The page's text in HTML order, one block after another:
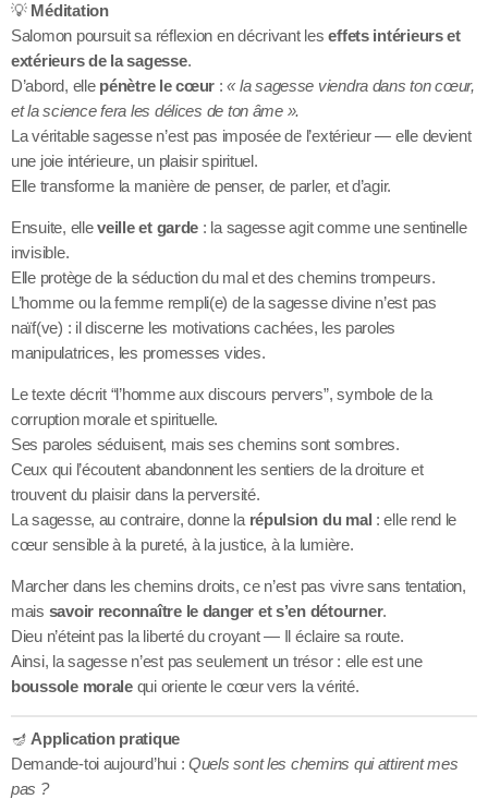
💡 Méditation
Salomon poursuit sa réflexion en décrivant leseffets intérieurs et
extérieurs de la sagesse.
D’abord, elle pénètre le cœur :« la sagesse viendra dans ton cœur,
et la science fera les délices de ton âme ».
La véritable sagesse n’est pas imposée de l’extérieur — elle devient
une joie intérieure, un plaisir spirituel.
Elle transforme la manière de penser, de parler, et d’agir.
Ensuite, elleveille et garde : la sagesse agit comme une sentinelle
invisible.
Elle protège de la séduction du mal et des chemins trompeurs.
L’homme ou la femme rempli(e) de la sagesse divine n’est pas
naïf(ve) : il discerne les motivations cachées, les paroles
manipulatrices, les promesses vides.
Le texte décrit “l’homme aux discours pervers”, symbole de la
corruption morale et spirituelle.
Ses paroles séduisent, mais ses chemins sont sombres.
Ceux qui l’écoutent abandonnent les sentiers de la droiture et
trouvent du plaisir dans la perversité.
La sagesse, au contraire, donne la répulsion du mal : elle rend le
cœur sensible à la pureté, à la justice, à la lumière.
Marcher dans les chemins droits, ce n’est pas vivre sans tentation,
mais savoir reconnaître le danger et s’en détourner.
Dieu n’éteint pas la liberté du croyant — Il éclaire sa route.
Ainsi, la sagesse n’est pas seulement un trésor : elle est une
boussole moralequi oriente le cœur vers la vérité.
🪔 Application pratique
Demande-toi aujourd’hui : Quels sont les chemins qui attirent mes
pas ?